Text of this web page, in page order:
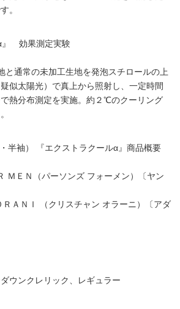
。
』 効果測定実験
と通常の未加工生地を発泡スチロールの上
似太陽光）で真上から照射し、一定時間
熱分布測定を実施。約２℃のクーリング
半袖） 『エクストラクールα』商品概要
ＭＥＮ（パーソンズ フォーメン）〔ヤン
ＲＡＮＩ （クリスチャン オラーニ）〔アダ
ウンクレリック、レギュラー